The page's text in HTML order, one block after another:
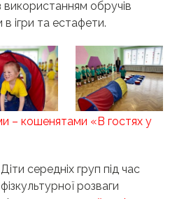
використанням обручів
в ігри та естафети.
– кошенятами «В гостях у
Діти середніх груп під час
фізкультурної розваги